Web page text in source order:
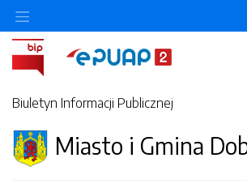
Biuletyn Informacji Publicznej
Miasto i Gmina